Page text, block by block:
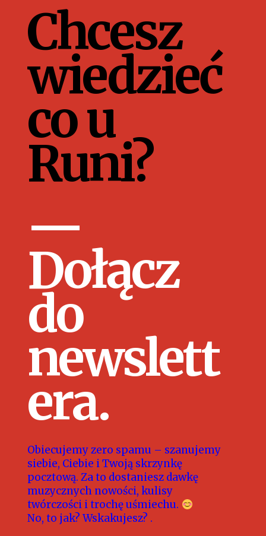
Chcesz
wiedzieć
co u
Runi?
—
Dołącz
do
newslett
era.
Obiecujemy zero spamu – szanujemy
siebie, Ciebie i Twoją skrzynkę
pocztową. Za to dostaniesz dawkę
muzycznych nowości, kulisy
twórczości i trochę uśmiechu.
No, to jak? Wskakujesz? .